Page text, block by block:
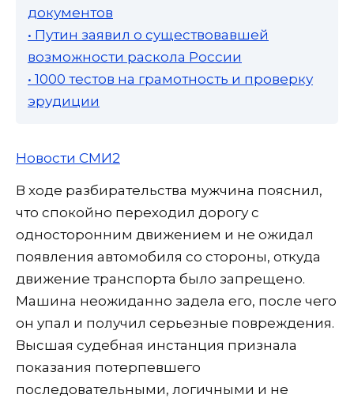
документов
• Путин заявил о существовавшей
возможности раскола России
• 1000 тестов на грамотность и проверку
эрудиции
Новости СМИ2
В ходе разбирательства мужчина пояснил,
что спокойно переходил дорогу с
односторонним движением и не ожидал
появления автомобиля со стороны, откуда
движение транспорта было запрещено.
Машина неожиданно задела его, после чего
он упал и получил серьезные повреждения.
Высшая судебная инстанция признала
показания потерпевшего
последовательными, логичными и не